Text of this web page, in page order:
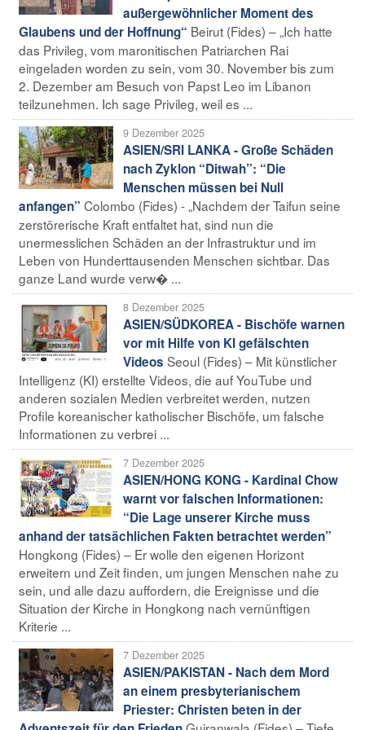
außergewöhnlicher Moment des
Glaubens und der Hoffnung“ Beirut (Fides) – „Ich hatte
das Privileg, vom maronitischen Patriarchen Rai
eingeladen worden zu sein, vom 30. November bis zum
2. Dezember am Besuch von Papst Leo im Libanon
teilzunehmen. Ich sage Privileg, weil es ...
9 Dezember 2025
ASIEN/SRI LANKA - Große Schäden
nach Zyklon “Ditwah”: “Die
Menschen müssen bei Null
anfangen” Colombo (Fides) - „Nachdem der Taifun seine
zerstörerische Kraft entfaltet hat, sind nun die
unermesslichen Schäden an der Infrastruktur und im
Leben von Hunderttausenden Menschen sichtbar. Das
ganze Land wurde verw� ...
8 Dezember 2025
ASIEN/SÜDKOREA - Bischöfe warnen
vor mit Hilfe von KI gefälschten
Videos Seoul (Fides) – Mit künstlicher
Intelligenz (KI) erstellte Videos, die auf YouTube und
anderen sozialen Medien verbreitet werden, nutzen
Profile koreanischer katholischer Bischöfe, um falsche
Informationen zu verbrei ...
7 Dezember 2025
ASIEN/HONG KONG - Kardinal Chow
warnt vor falschen Informationen:
“Die Lage unserer Kirche muss
anhand der tatsächlichen Fakten betrachtet werden”
Hongkong (Fides) – Er wolle den eigenen Horizont
erweitern und Zeit finden, um jungen Menschen nahe zu
sein, und alle dazu auffordern, die Ereignisse und die
Situation der Kirche in Hongkong nach vernünftigen
Kriterie ...
7 Dezember 2025
ASIEN/PAKISTAN - Nach dem Mord
an einem presbyterianischem
Priester: Christen beten in der